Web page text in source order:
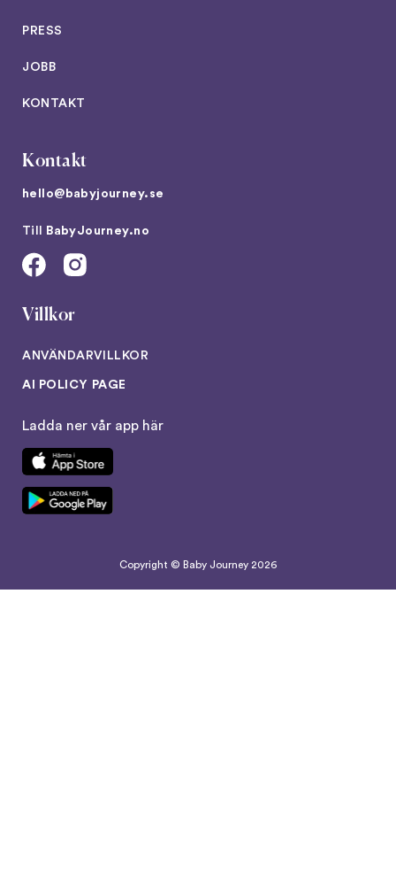
PRESS
JOBB
KONTAKT
Kontakt
hello@babyjourney.se
Till BabyJourney.no
Villkor
ANVÄNDARVILLKOR
AI POLICY PAGE
Ladda ner vår app här
Copyright © Baby Journey 2026